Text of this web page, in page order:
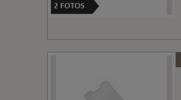
2 FOTOS